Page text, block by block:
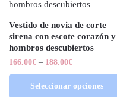
Vestido de novia de corte
sirena con escote corazón y
hombros descubiertos
166.00€ – 188.00€
Seleccionar opciones